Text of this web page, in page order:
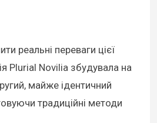
реальні переваги цієї
Plurial Novilia збудувала на
майже ідентичний
традиційні методи